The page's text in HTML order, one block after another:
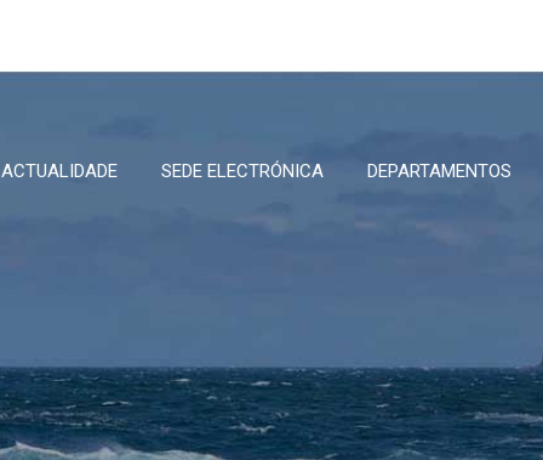
ACTUALIDADE SEDE ELECTRÓNICA DEPARTAMENTOS